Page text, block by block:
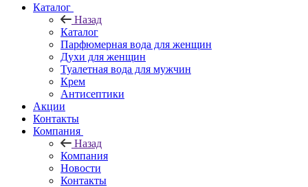
Каталог
Назад
Каталог
Парфюмерная вода для женщин
Духи для женщин
Туалетная вода для мужчин
Крем
Антисептики
Акции
Контакты
Компания
Назад
Компания
Новости
Контакты